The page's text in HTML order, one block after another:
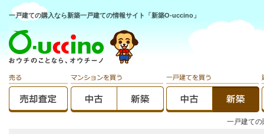
一戸建ての購入なら新築一戸建ての情報サイト「新築O-uccino」
一戸建て